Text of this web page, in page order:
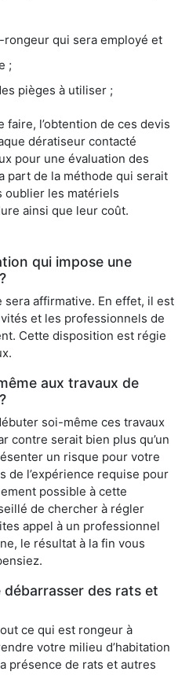
qui sera employé et
;
pièges à utiliser ;
faire, l’obtention de ces devis
dératiseur contacté
pour une évaluation des
part de la méthode qui serait
oublier les matériels
ainsi que leur coût.
qui impose une
affirmative. En effet, il est
et les professionnels de
Cette disposition est régie
aux travaux de
soi-même ces travaux
contre serait bien plus qu’un
un risque pour votre
de l’expérience requise pour
possible à cette
de chercher à régler
appel à un professionnel
le résultat à la fin vous
des rats et
ce qui est rongeur à
votre milieu d’habitation
présence de rats et autres